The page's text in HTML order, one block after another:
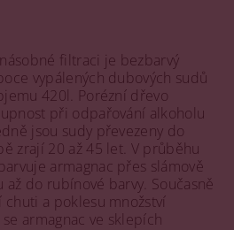
filtraci je bezbarvý
vypálených dubových sudů
420l. Porézní dřevo
při odpařování alkoholu
jsou sudy převezeny do
zrají 20 až 45 let. V průběhu
armagnac přes slámově
až do rubínové barvy. Současně
chuti a poklesu množství
armagnac ve sklepích